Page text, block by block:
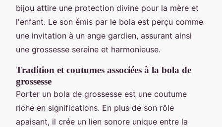
bijou attire une protection divine pour la mère et
l'enfant. Le son émis par le bola est perçu comme
une invitation à un ange gardien, assurant ainsi
une grossesse sereine et harmonieuse.
Tradition et coutumes associées à la bola de
grossesse
Porter un bola de grossesse est une coutume
riche en significations. En plus de son rôle
apaisant, il crée un lien sonore unique entre la